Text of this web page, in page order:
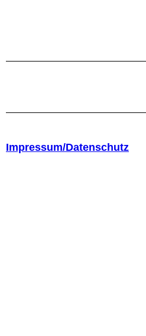
Impressum/Datenschutz